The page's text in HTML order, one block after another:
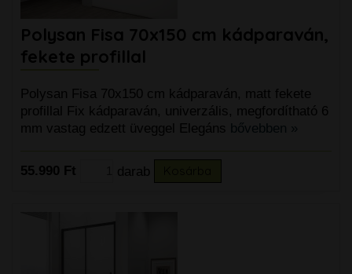
Polysan Fisa 70x150 cm kádparaván,
fekete profillal
Polysan Fisa 70x150 cm kádparaván, matt fekete
profillal Fix kádparaván, univerzális, megfordítható 6
mm vastag edzett üveggel Elegáns bővebben »
55.990 Ft darab